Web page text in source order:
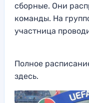
сборные. Они
команды. На
участница
Полное
здесь.